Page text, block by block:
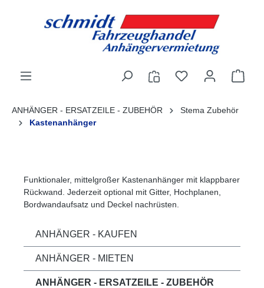
ANHÄNGER - ERSATZEILE - ZUBEHÖR
Stema Zubehör
Kastenanhänger
Funktionaler, mittelgroßer Kastenanhänger mit klappbarer
Rückwand. Jederzeit optional mit Gitter, Hochplanen,
Bordwandaufsatz und Deckel nachrüsten.
ANHÄNGER - KAUFEN
ANHÄNGER - MIETEN
ANHÄNGER - ERSATZEILE - ZUBEHÖR